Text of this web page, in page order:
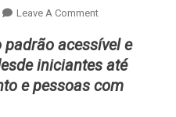
Leave A CommentOn
DF
RECEBE
ACADEMIA
acessível e
iniciantes até
e pessoas com